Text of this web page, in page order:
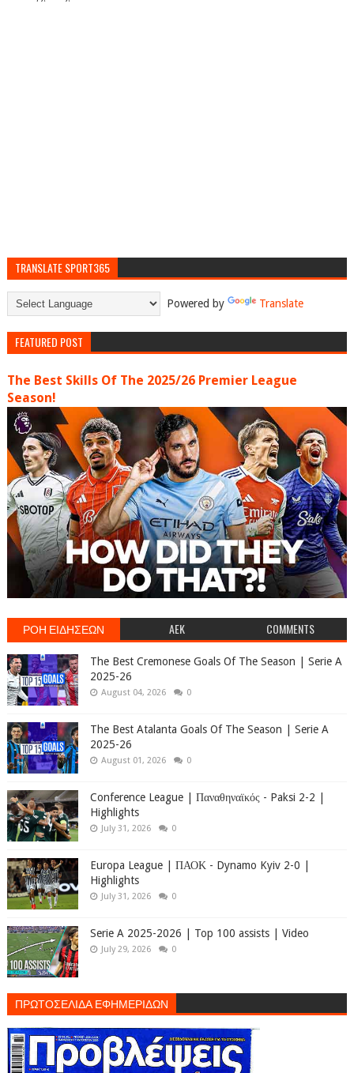
TRANSLATE SPORT365
Powered by Translate
FEATURED POST
The Best Skills Of The 2025/26 Premier League
Season!
ΡΟΗ ΕΙΔΗΣΕΩΝ AEK COMMENTS
The Best Cremonese Goals Of The Season | Serie A
2025-26
August 04, 2026 0
The Best Atalanta Goals Of The Season | Serie A
2025-26
August 01, 2026 0
Conference League | Παναθηναϊκός - Paksi 2-2 |
Highlights
July 31, 2026 0
Europa League | ΠΑΟΚ - Dynamo Kyiv 2-0 |
Highlights
July 31, 2026 0
Serie A 2025-2026 | Top 100 assists | Video
July 29, 2026 0
ΠΡΩΤΟΣΕΛΙΔΑ ΕΦΗΜΕΡΙΔΩΝ